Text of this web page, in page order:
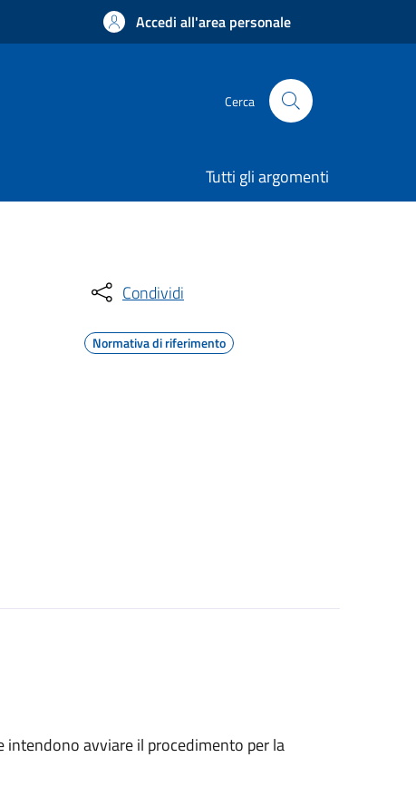
Accedi all'area personale
Cerca
Tutti gli argomenti
Condividi
Normativa di riferimento
avviare il procedimento per la